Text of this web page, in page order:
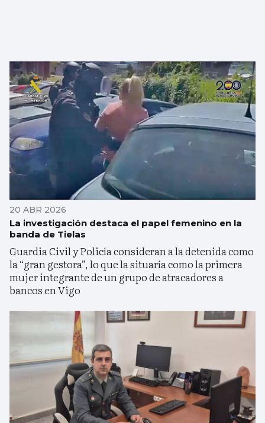
20 ABR 2026
La investigación destaca el papel femenino en la
banda de Tielas
Guardia Civil y Policía consideran a la detenida como
la “gran gestora”, lo que la situaría como la primera
mujer integrante de un grupo de atracadores a
bancos en Vigo